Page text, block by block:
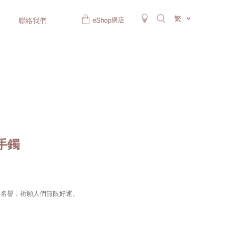
聯絡我們 繁
鐲
譽，祈願人們無限好運。